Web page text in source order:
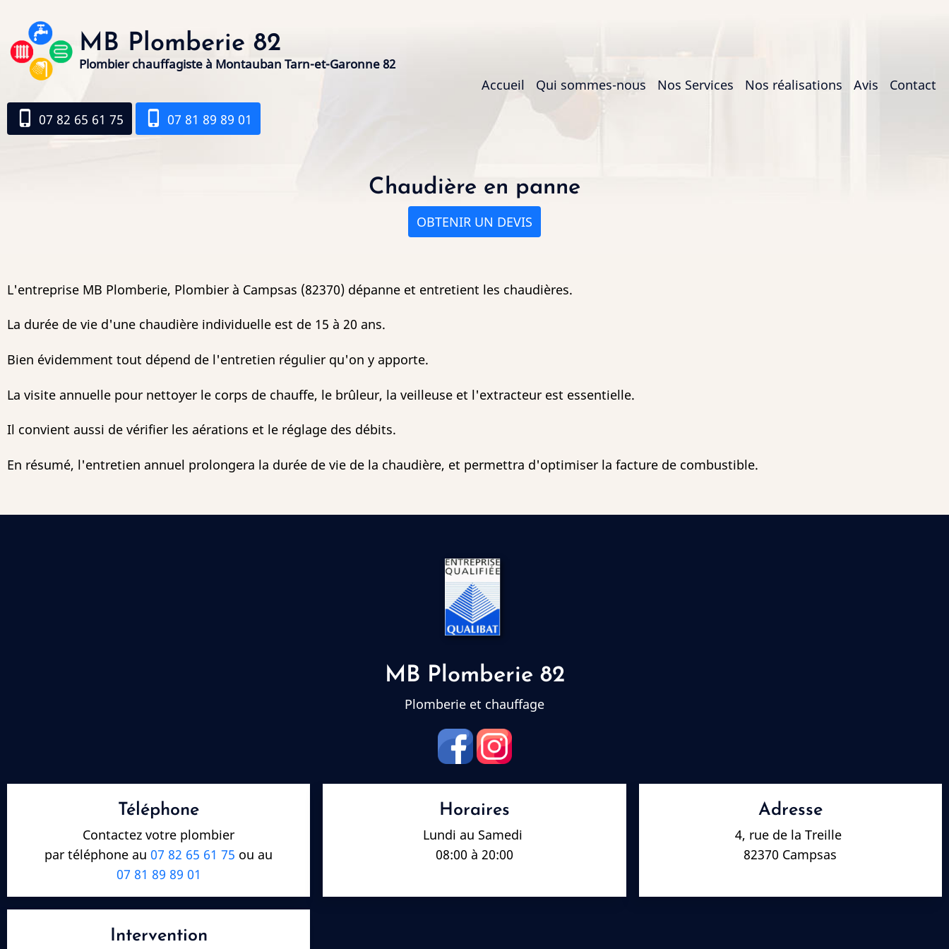
contenu
principal
MB Plomberie 82
Plombier chauffagiste à Montauban Tarn-et-Garonne 82
phone_iphone 07 82 65 61 75 phone_iphone 07 81 89 89 01
Main
navigation
Accueil Qui sommes-nous Nos Services Nos réalisations Avis Contact
Chaudière en panne
OBTENIR UN DEVIS
L'entreprise MB Plomberie, Plombier à Campsas (82370) dépanne et entretient les chaudières.
La durée de vie d'une chaudière individuelle est de 15 à 20 ans.
Bien évidemment tout dépend de l'entretien régulier qu'on y apporte.
La visite annuelle pour nettoyer le corps de chauffe, le brûleur, la veilleuse et l'extracteur est essentielle.
Il convient aussi de vérifier les aérations et le réglage des débits.
En résumé, l'entretien annuel prolongera la durée de vie de la chaudière, et permettra d'optimiser la facture de combustible.
MB Plomberie 82
Plomberie et chauffage
Téléphone
Contactez votre plombier
par téléphone au07 82 65 61 75 ou au
07 81 89 89 01
Horaires
Lundi au Samedi
08:00 à 20:00
Adresse
4, rue de la Treille
82370 Campsas
Intervention